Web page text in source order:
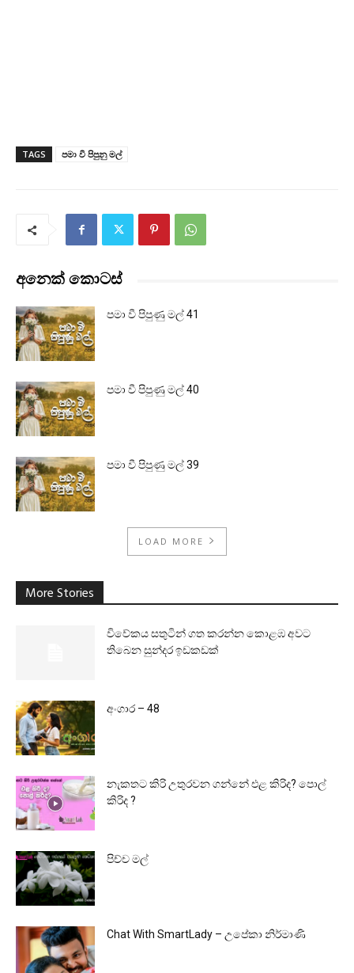
TAGS පමා වී පිපුනු මල්
අනෙක් කොටස්
පමා වී පිපුණු මල් 41
පමා වී පිපුණු මල් 40
පමා වී පිපුණු මල් 39
LOAD MORE
More Stories
විවේකය සතුටින් ගත කරන්න කොළඹ අවට
තිබෙන සුන්දර ඉඩකඩක්
අංගාර – 48
නැකතට කිරි උතුරවන ගන්නේ එළ කිරිද? පොල්
කිරිද ?
පිච්ච මල්
Chat With SmartLady – උපේකා නිර්මාණි